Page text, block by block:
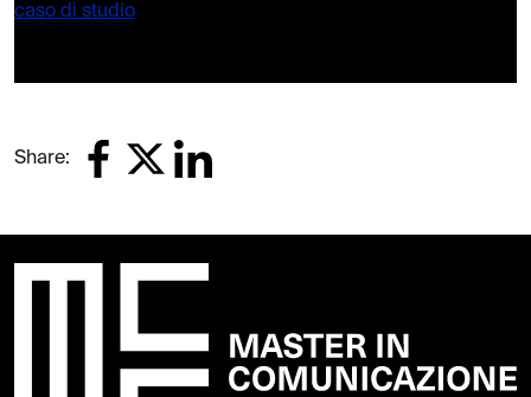
caso di studio
Share: